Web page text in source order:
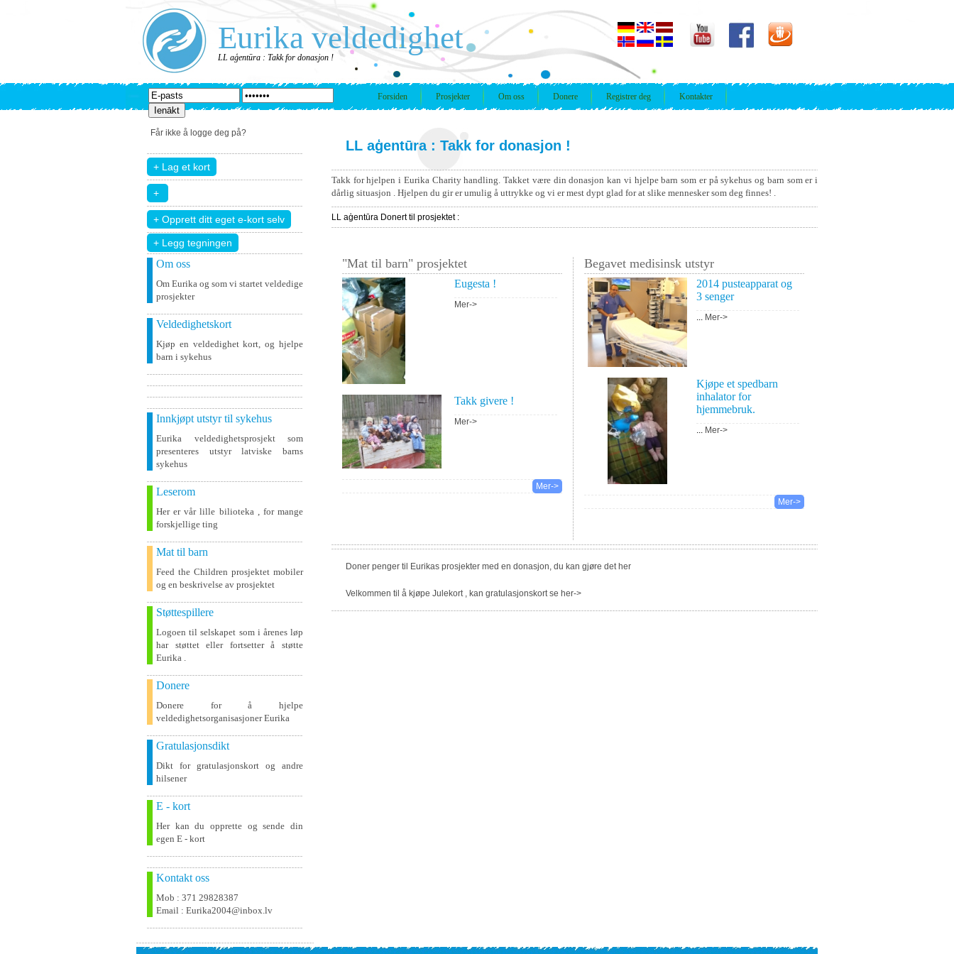
Eurika veldedighet
LL aģentūra : Takk for donasjon !
Forsiden Prosjekter Om oss Donere Registrer deg Kontakter
Får ikke å logge deg på?
+ Legg tegningen
Om oss
Om Eurika og som vi startet veldedige
prosjekter
Veldedighetskort
Kjøp en veldedighet kort, og hjelpe
barn i sykehus
Innkjøpt utstyr til sykehus
Eurika veldedighetsprosjekt som
presenteres utstyr latviske barns
sykehus
Leserom
Her er vår lille bilioteka , for mange
forskjellige ting
Mat til barn
Feed the Children prosjektet mobiler
og en beskrivelse av prosjektet
Støttespillere
Logoen til selskapet som i årenes løp
har støttet eller fortsetter å støtte
Eurika .
Donere
Donere for å hjelpe
veldedighetsorganisasjoner Eurika
Gratulasjonsdikt
Dikt for gratulasjonskort og andre
hilsener
E - kort
Her kan du opprette og sende din
egen E - kort
Kontakt oss
Mob : 371 29828387
Email : Eurika2004@inbox.lv
LL aģentūra : Takk for donasjon !
Takk for hjelpen i Eurika Charity handling. Takket være din donasjon kan vi hjelpe barn som er på sykehus og barn som er i
dårlig situasjon . Hjelpen du gir er umulig å uttrykke og vi er mest dypt glad for at slike mennesker som deg finnes! .
LL aģentūra Donert til prosjektet :
"Mat til barn" prosjektet
Eugesta !
Mer->
Takk givere !
Mer->
Mer->
Begavet medisinsk utstyr
2014 pusteapparat og
3 senger
... Mer->
Kjøpe et spedbarn
inhalator for
hjemmebruk.
Mer->
Mer->
Doner penger til Eurikas prosjekter med en donasjon, du kan gjøre det her
Velkommen til å kjøpe Julekort , kan gratulasjonskort se her->